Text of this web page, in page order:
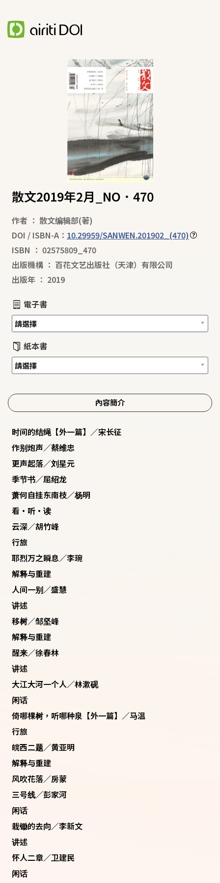
散文2019年2月_NO．470
作者 ： 散文编辑部(著)
DOI / ISBN-A： 10.29959/SANWEN.201902_(470)
ISBN ： 02575809_470
出版機構 ： 百花文艺出版社（天津）有限公司
出版年 ： 2019
電子書
紙本書
內容簡介
时间的结绳【外一篇】／宋长征
作别炮声／蔡维忠
更声起落／刘星元
季节书／屈绍龙
萧何自挂东南枝／杨明
看·听·读
云深／胡竹峰
行旅
耶烈万之瞬息／李琬
解释与重建
人间一别／盛慧
讲述
移树／邹坚峰
解释与重建
醒来／徐春林
讲述
大江大河一个人／林漱砚
闲话
倚哪棵树，听哪种泉【外一篇】／马温
行旅
皖西二题／黄亚明
解释与重建
风吹花落／房蒙
三号线／彭家河
闲话
栽锄的去向／李新文
讲述
怀人二章／卫建民
闲话